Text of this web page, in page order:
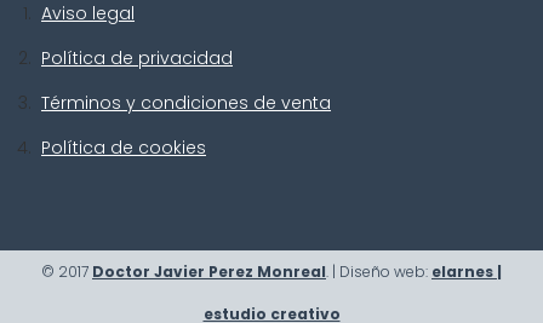
Aviso legal
Política de privacidad
Términos y condiciones de venta
Política de cookies
© 2017 Doctor Javier Perez Monreal. | Diseño web: elarnes |
estudio creativo